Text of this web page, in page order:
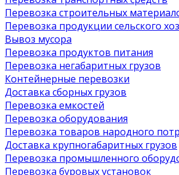
Перевозка строительных
Перевозка продукции сельского
Вывоз мусора
Перевозка продуктов питания
Перевозка негабаритных грузов
Контейнерные перевозки
Доставка сборных грузов
Перевозка емкостей
Перевозка оборудования
Перевозка товаров народного
Доставка крупногабаритных грузов
Перевозка промышленного
Перевозка буровых установок